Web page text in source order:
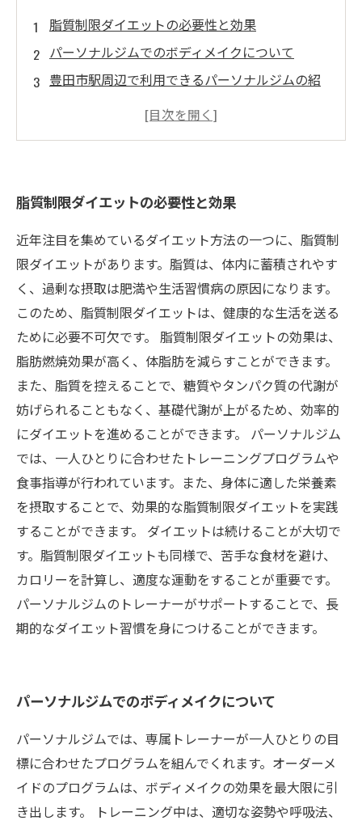
脂質制限ダイエットの必要性と効果
パーソナルジムでのボディメイクについて
豊田市駅周辺で利用できるパーソナルジムの紹
脂質制限ダイエットの必要性と効果
近年注目を集めているダイエット方法の一つに、脂質制
限ダイエットがあります。脂質は、体内に蓄積されやす
く、過剰な摂取は肥満や生活習慣病の原因になります。
このため、脂質制限ダイエットは、健康的な生活を送る
ために必要不可欠です。 脂質制限ダイエットの効果は、
脂肪燃焼効果が高く、体脂肪を減らすことができます。
また、脂質を控えることで、糖質やタンパク質の代謝が
妨げられることもなく、基礎代謝が上がるため、効率的
にダイエットを進めることができます。 パーソナルジム
では、一人ひとりに合わせたトレーニングプログラムや
食事指導が行われています。また、身体に適した栄養素
を摂取することで、効果的な脂質制限ダイエットを実践
することができます。 ダイエットは続けることが大切で
す。脂質制限ダイエットも同様で、苦手な食材を避け、
カロリーを計算し、適度な運動をすることが重要です。
パーソナルジムのトレーナーがサポートすることで、長
期的なダイエット習慣を身につけることができます。
パーソナルジムでのボディメイクについて
パーソナルジムでは、専属トレーナーが一人ひとりの目
標に合わせたプログラムを組んでくれます。オーダーメ
イドのプログラムは、ボディメイクの効果を最大限に引
き出します。 トレーニング中は、適切な姿勢や呼吸法、